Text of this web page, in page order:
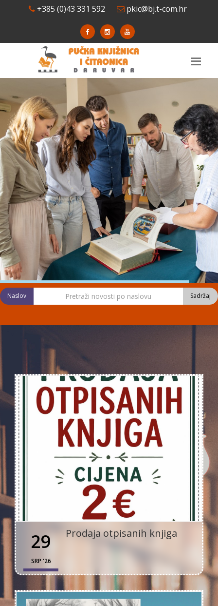
+385 (0)43 331 592 pkic@bj.t-com.hr
Naslov Sadržaj
29
SRP '26
Prodaja otpisanih knjiga